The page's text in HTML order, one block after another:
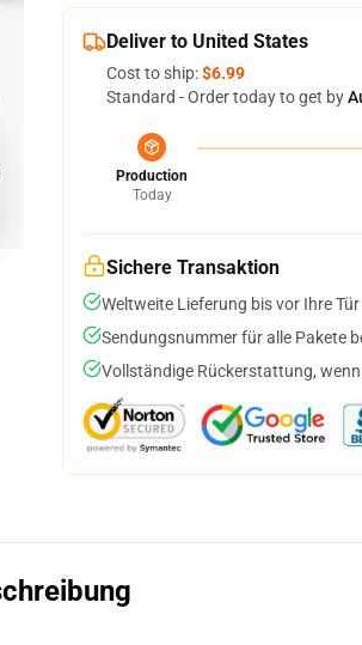
Deliver to United States
Cost to ship:$6.99
Standard - Order today to get by
Production
Today
Sichere Transaktion
Weltweite Lieferung bis vor Ihre Tür
Sendungsnummer für alle Pakete
Vollständige Rückerstattung,